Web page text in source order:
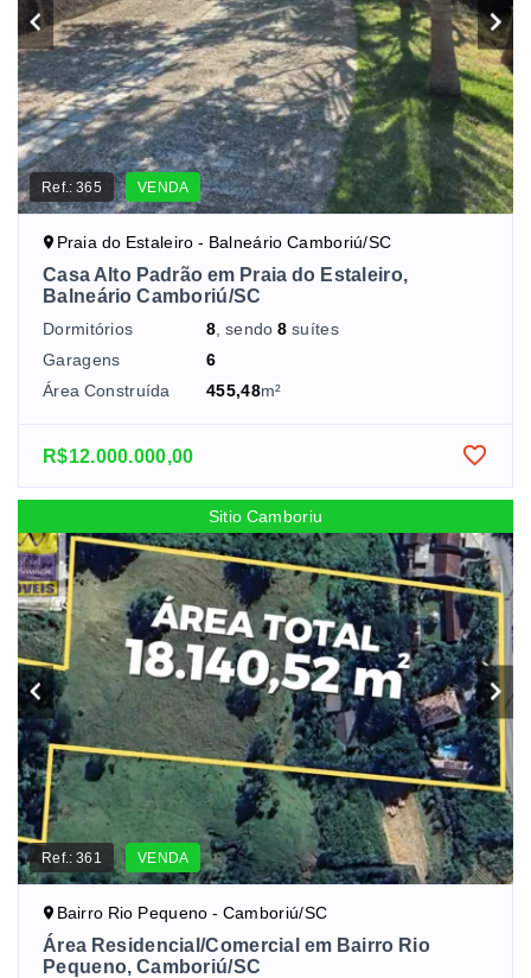
Ref.:365 VENDA
Praia do Estaleiro - Balneário Camboriú/SC
Casa Alto Padrão em Praia do Estaleiro,
Balneário Camboriú/SC
Dormitórios 8 , sendo8 suítes
Garagens
6
Área Construída
455,48m²
R$12.000.000,00
Sitio Camboriu
Ref.:361 VENDA
Bairro Rio Pequeno - Camboriú/SC
Área Residencial/Comercial em Bairro Rio
Pequeno, Camboriú/SC